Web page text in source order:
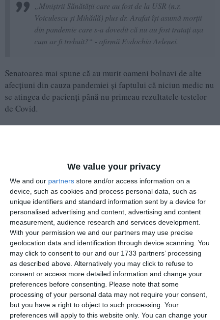
We value your privacy
We and our partners store and/or access information on a
device, such as cookies and process personal data, such as
unique identifiers and standard information sent by a device for
personalised advertising and content, advertising and content
measurement, audience research and services development.
With your permission we and our partners may use precise
geolocation data and identification through device scanning. You
may click to consent to our and our 1733 partners’ processing
as described above. Alternatively you may click to refuse to
consent or access more detailed information and change your
preferences before consenting. Please note that some
processing of your personal data may not require your consent,
but you have a right to object to such processing. Your
preferences will apply to this website only. You can change your
„Miniștrii Sănătății care au fost de la USR (n.r.
Voiculescu și Mihăilă) plus dr. Arafat își asumă morții
din pandemie care s-a dovedit că nu au fost tratați așa
cum ar fi trebuit?“ - afirmă Evdochia Aelenei.
Senatoarea mai spune că au murit oameni bolnavi de alte
afecțiuni din cauza pandemiei și faptului că niciun medic nu
se atingea de pacienți până nu primeau rezultatele testelor
de Covid.
„Un elev cu medie de 1.97 de la un liceul din Prahova
primește bursa de 450 de lei. Vedem în aceste zile
roadele proiectului prezidențial România Educată.
Asta este reforma, asta este guvernarea. Romanii s-au
săturat de cum este premiată lipsa de performanță.
Suntem țara din UE cu cea mai mare populație de
tineri și copii aflați în risc de sărăcie. Procentul este
aproape dublu față de media europeană ", spune
Sturdza, candidat la alegerile europarlamentare din
partea AUR Constanța.
Acesta anunță că pe lângă Caravana Medicala, AUR a dat